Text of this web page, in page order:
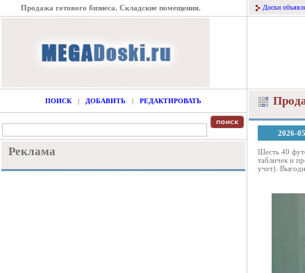
Продажа готового бизнеса. Складские помещения. Доски
ПОИСК | ДОБАВИТЬ | РЕДАКТИРОВАТЬ
Реклама
2026-
Шесть 40
табличек и
учет).